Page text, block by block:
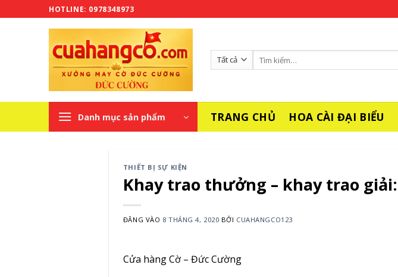
qua
HOTLINE: 0978348973
Tìm
kiếm:
Danh mục sản phẩm TRANG CHỦ HOA CÀI ĐẠI BIỂU
THIẾT BỊ SỰ KIỆN
Khay trao thưởng – khay trao giải:
ĐĂNG VÀO 8 THÁNG 4, 2020 BỞI CUAHANGCO123
Cửa hàng Cờ – Đức Cường